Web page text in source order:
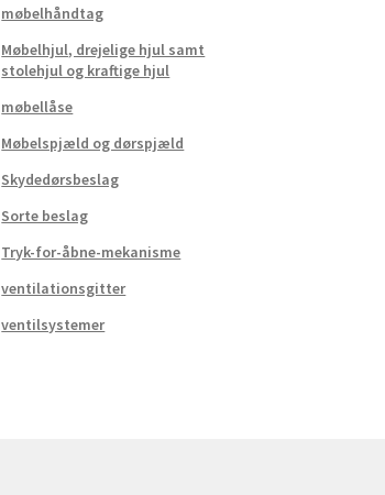
møbelhåndtag
Møbelhjul, drejelige hjul samt
stolehjul og kraftige hjul
møbellåse
Møbelspjæld og dørspjæld
Skydedørsbeslag
Sorte beslag
Tryk-for-åbne-mekanisme
ventilationsgitter
ventilsystemer